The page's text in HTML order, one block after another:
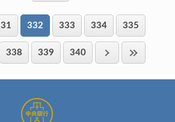
332 333 334 335
338 339 340